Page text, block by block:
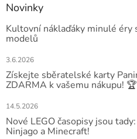
Novinky
Kultovní náklaďáky minulé éry
modelů
3.6.2026
Získejte sběratelské karty
ZDARMA k vašemu nákupu! 🏆
14.5.2026
Nové LEGO časopisy jsou
Ninjago a Minecraft!